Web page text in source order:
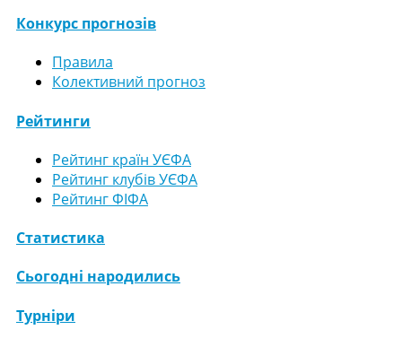
Конкурс прогнозів
Правила
Колективний прогноз
Рейтинги
Рейтинг країн УЄФА
Рейтинг клубів УЄФА
Рейтинг ФІФА
Статистика
Сьогодні народились
Турніри